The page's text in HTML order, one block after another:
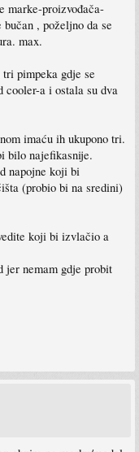
marke-proizvođača-
, poželjno da se
max.
pimpeka gdje se
cooler-a i ostala su dva
imaću ih ukupono tri.
bilo najefikasnije.
napojne koji bi
(probio bi na sredini)
koji bi izvlačio a
jer nemam gdje probit